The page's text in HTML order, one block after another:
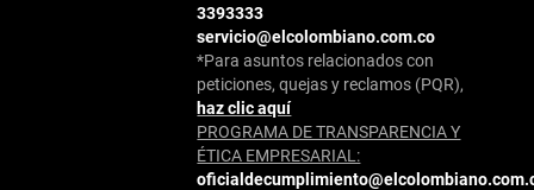
3393333
servicio@elcolombiano.com.co
*Para asuntos relacionados con
peticiones, quejas y reclamos (PQR),
haz clic aquí
PROGRAMA DE TRANSPARENCIA Y
ÉTICA EMPRESARIAL: